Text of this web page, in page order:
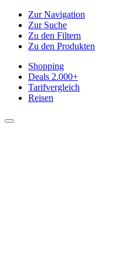
Zur Navigation
Zur Suche
Zu den Filtern
Zu den Produkten
Shopping
Deals 2.000+
Tarifvergleich
Reisen